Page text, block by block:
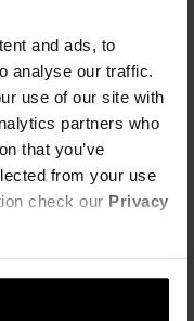
and ads, to
analyse our traffic.
use of our site with
partners who
that you’ve
from your use
check our Privacy